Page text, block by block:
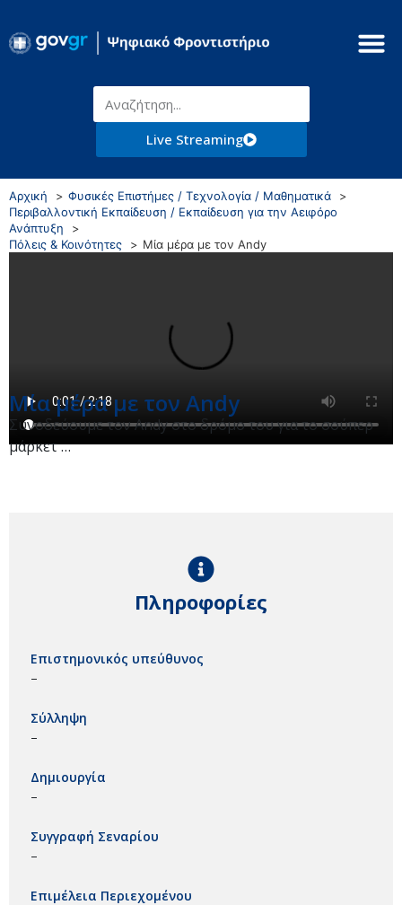
Live Streaming
Αρχική
Φυσικές Επιστήμες / Τεχνολογία / Μαθηματικά
Περιβαλλοντική Εκπαίδευση / Εκπαίδευση για την Αειφόρο
Ανάπτυξη
Πόλεις & Κοινότητες
Μία μέρα με τον Andy
Μία μέρα με τον Andy
Συνοδεύουμε τον Andy στο δρόμο του για το σούπερ
μάρκετ …
Πληροφορίες
Επιστημονικός υπεύθυνος
–
Σύλληψη
–
Δημιουργία
–
Συγγραφή Σεναρίου
–
Επιμέλεια Περιεχομένου